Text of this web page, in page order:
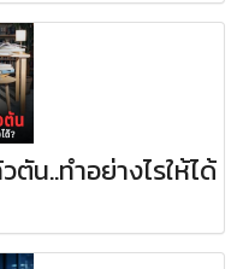
น..ทำอย่างไรให้ได้